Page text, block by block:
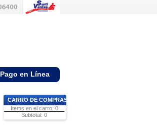
Pago en Línea
CARRO DE COMPRAS
Items en el carro: 0
Subtotal: 0